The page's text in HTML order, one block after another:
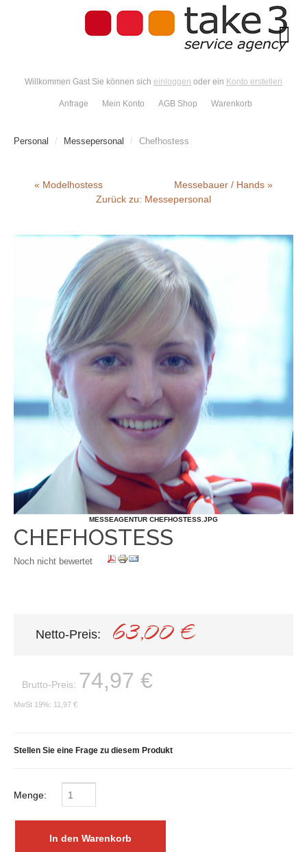
Willkommen Gast Sie können sich einloggen oder ein Konto erstellen
Anfrage Mein Konto AGB Shop Warenkorb
Personal / Messepersonal / Chefhostess
« Modelhostess
Messebauer / Hands »
Zurück zu: Messepersonal
MESSEAGENTUR CHEFHOSTESS.JPG
CHEFHOSTESS
Noch nicht bewertet
Netto-Preis: 63,00 €
Brutto-Preis: 74,97 €
MwSt 19%: 11,97 €
Stellen Sie eine Frage zu diesem Produkt
Menge: